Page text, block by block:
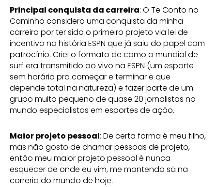
Principal conquista da carreira: O Te Conto no
Caminho considero uma conquista da minha
carreira por ter sido o primeiro projeto via lei de
incentivo na história ESPN que já saiu do papel com
patrocínio. Criei o formato de como o mundial de
surf era transmitido ao vivo na ESPN (um esporte
sem horário pra começar e terminar e que
depende total na natureza) e fazer parte de um
grupo muito pequeno de quase 20 jornalistas no
mundo especialistas em esportes de ação.
Maior projeto pessoal: De certa forma é meu filho,
mas não gosto de chamar pessoas de projeto,
então meu maior projeto pessoal é nunca
esquecer de onde eu vim, me mantendo sã na
correria do mundo de hoje.